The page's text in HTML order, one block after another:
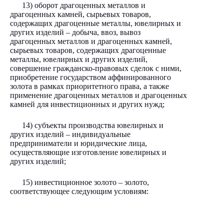
13) оборот драгоценных металлов и
драгоценных камней, сырьевых товаров,
содержащих драгоценные металлы, ювелирных и
других изделий – добыча, ввоз, вывоз
драгоценных металлов и драгоценных камней,
сырьевых товаров, содержащих драгоценные
металлы, ювелирных и других изделий,
совершение гражданско-правовых сделок с ними,
приобретение государством аффинированного
золота в рамках приоритетного права, а также
применение драгоценных металлов и драгоценных
камней для инвестиционных и других нужд;
14) субъекты производства ювелирных и
других изделий – индивидуальные
предприниматели и юридические лица,
осуществляющие изготовление ювелирных и
других изделий;
15) инвестиционное золото – золото,
соответствующее следующим условиям: